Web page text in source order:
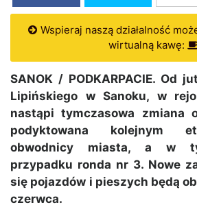
Wspieraj naszą działalność
wirtualną kawę:
SANOK / PODKARPACIE. Od
Lipińskiego w Sanoku, w
nastąpi tymczasowa zmiana
podyktowana kolejnym
obwodnicy miasta, a w
przypadku ronda nr 3. Nowe
się pojazdów i pieszych będą
czerwca.